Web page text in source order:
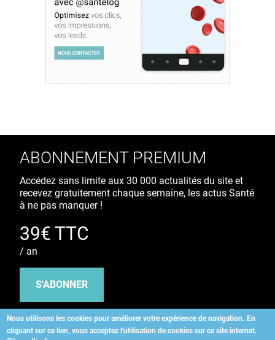
Nous utilisons les cookies pour améliorer votre expérience de navigation. En
cliquant sur ce lien, vous acceptez l'utilisation de cookies sur ce site internet.
ABONNEMENT PREMIUM
Accédez sans limite aux 30 000 actualités du site et
recevez gratuitement chaque semaine, les actus Santé
à ne pas manquer !
39€ TTC
/ an
S'ABONNER
Copyright©2026 ALLIEDHEALTH